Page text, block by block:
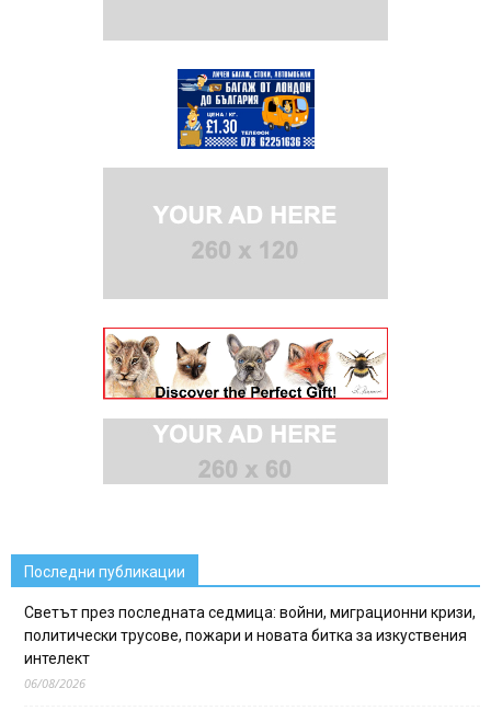
Последни публикации
Светът през последната седмица: войни, миграционни кризи,
политически трусове, пожари и новата битка за изкуствения
интелект
06/08/2026